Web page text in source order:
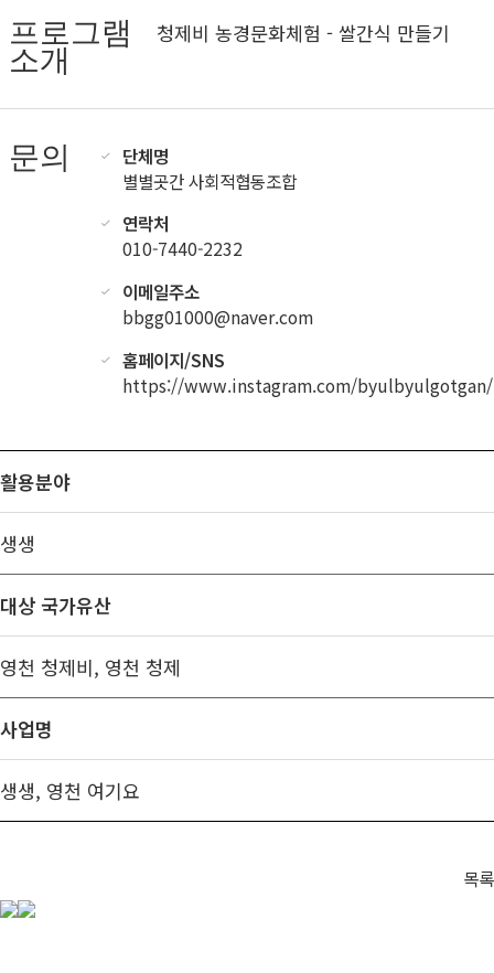
프로그램
소개
청제비 농경문화체험 - 쌀간식 만들기
문의
단체명
별별곳간 사회적협동조합
연락처
010-7440-2232
이메일주소
bbgg01000@naver.com
홈페이지/SNS
https://www.instagram.com/byulbyulgotgan/
활용분야
생생
대상 국가유산
영천 청제비, 영천 청제
사업명
생생, 영천 여기요
목록